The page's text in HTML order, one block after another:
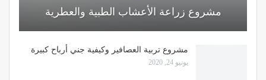
مشروع زراعة الأعشاب الطبية والعطرية
مشروع تربية العصافير وكيفية جني أرباح كبيرة
يونيو 24, 2020